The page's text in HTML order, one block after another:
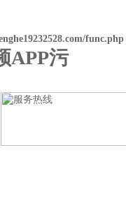
func.php
APP污